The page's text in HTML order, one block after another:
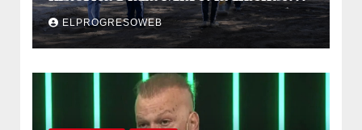
Yanina Iturre supervisó los
primeros trabajos
ELPROGRESOWEB